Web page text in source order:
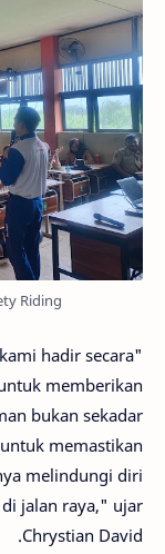
Riding
hadir secara
memberikan
bukan sekadar
memastikan
melindungi diri
jalan raya," ujar
Chrystian David.